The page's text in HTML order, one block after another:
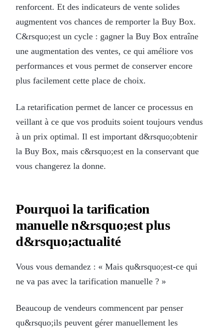
renforcent. Et des indicateurs de vente solides
augmentent vos chances de remporter la Buy Box.
C&rsquo;est un cycle : gagner la Buy Box entraîne
une augmentation des ventes, ce qui améliore vos
performances et vous permet de conserver encore
plus facilement cette place de choix.
La retarification permet de lancer ce processus en
veillant à ce que vos produits soient toujours vendus
à un prix optimal. Il est important d&rsquo;obtenir
la Buy Box, mais c&rsquo;est en la conservant que
vous changerez la donne.
Pourquoi la tarification
manuelle n&rsquo;est plus
d&rsquo;actualité
Vous vous demandez : « Mais qu&rsquo;est-ce qui
ne va pas avec la tarification manuelle ? »
Beaucoup de vendeurs commencent par penser
qu&rsquo;ils peuvent gérer manuellement les